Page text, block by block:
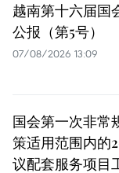
越南第十六届国
公报（第5号）
07/08/2026 13:09
国会第一次非常
策适用范围内的
议配套服务项目